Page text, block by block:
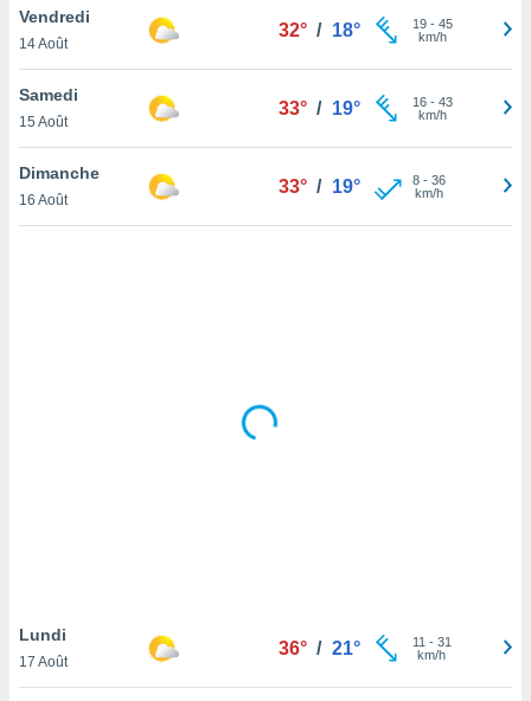
en
de
pas
de
Vendredi
14 Août
32° / 18° 19- 45
km/h
Samedi
15 Août
33° / 19° 16- 43
km/h
Dimanche
16 Août
33° / 19° 8- 36
km/h
Lundi
17 Août
36° / 21° 11 - 31
km/h